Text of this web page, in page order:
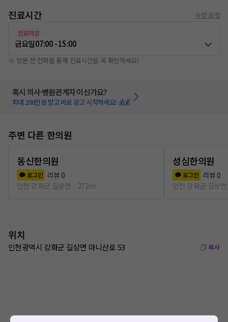
진료시간 수정 요청
진료마감
금요일07:00 - 15:00
※ 방문 전 전화를 통해 진료시간을 꼭 확인하세요!
혹시 의사·병원관계자 이신가요?
최대 200만원 받고 바로 광고 시작하세요! 💰💰
주변 다른 한의원
동신한의원
로그인 리뷰 0
인천 강화군 길상면
272m
성심한의원
로그인 리뷰 0
인천 강화군 길상면
위치
인천광역시 강화군 길상면 마니산로 53 복사